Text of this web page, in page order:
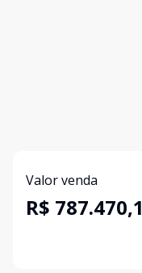
Valor venda
R$